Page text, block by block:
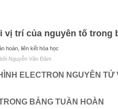
vị trí của nguyên tố trong
hoàn, liên kết hóa học
Nguyễn Văn Đàm
ELECTRON NGUYÊN TỬ
BẢNG TUẦN HOÀN